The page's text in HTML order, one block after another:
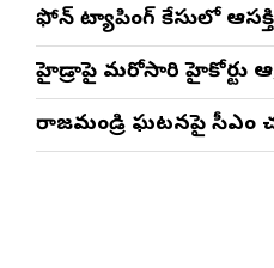
ఫోన్ ట్యాపింగ్ కేసులో
హైడ్రాపై మరోసారి హైకోర్టు
రాజమండ్రి ఘటనపై సీఎం